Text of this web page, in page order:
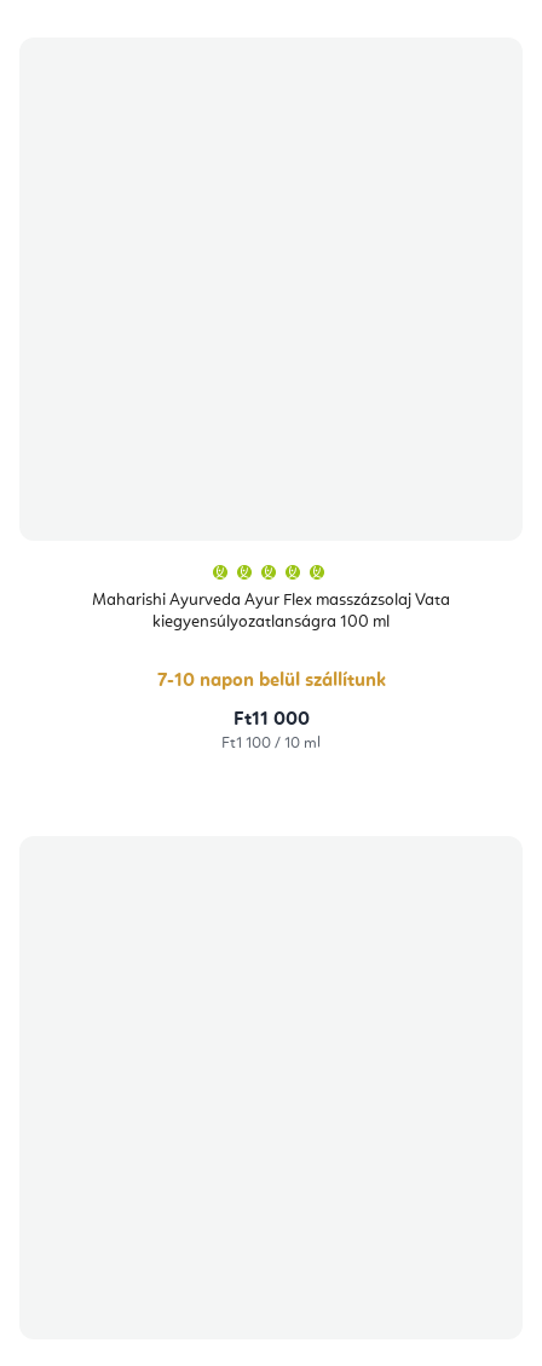
Maharishi Ayurveda Ayur Flex masszázsolaj Vata
kiegyensúlyozatlanságra 100 ml
átlagos
értékelése
5-
csillag.
7-10 napon belül szállítunk
Ft11 000
Egységár:
Ft1 100 / 10 ml